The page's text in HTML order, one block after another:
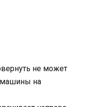
не может
машины на